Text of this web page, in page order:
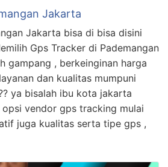
Jakarta
Jakarta bisa di bisa disini
Gps Tracker di Pademangan
gampang , berkeinginan harga
dan kualitas mumpuni
ya bisalah ibu kota jakarta
vendor gps tracking mulai
juga kualitas serta tipe gps ,